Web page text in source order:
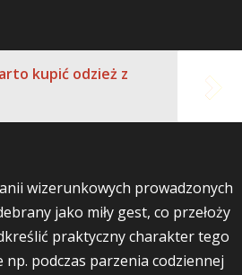
kupić odzież z
wizerunkowych prowadzonych
jako miły gest, co przełoży
praktyczny charakter tego
podczas parzenia codziennej